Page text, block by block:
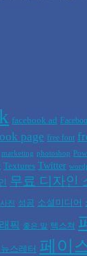
facebook ad
page free font
marketing photoshop
Textures Twitter
무료 디자인
사진 성공 소셜미디어
픽 좋은 말 텍스쳐
스레터 페이